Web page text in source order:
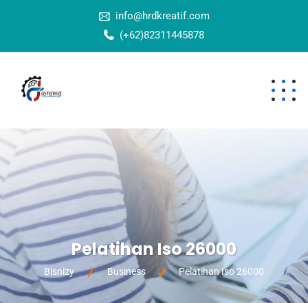
info@hrdkreatif.com
(+62)82311445878
Pelatihan Iso 26000
Bisnizy Business Pelatihan Iso 26000